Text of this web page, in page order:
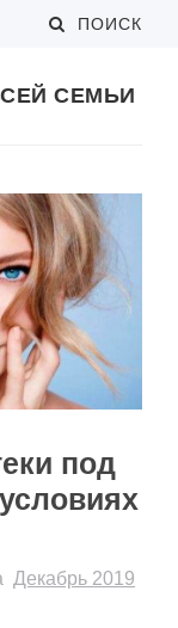
ПОИСК
СЕМЬИ
под
Декабрь 2019